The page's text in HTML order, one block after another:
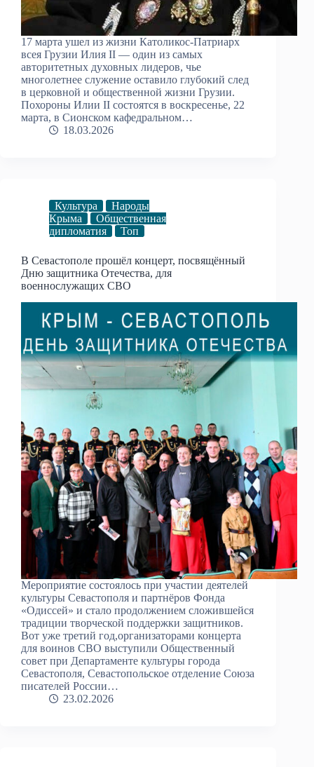
17 марта ушел из жизни Католикос-Патриарх
всея Грузии Илия II — один из самых
авторитетных духовных лидеров, чье
многолетнее служение оставило глубокий след
в церковной и общественной жизни Грузии.
Похороны Илии II состоятся в воскресенье, 22
марта, в Сионском кафедральном…
18.03.2026
Культура
Народы
Крыма
Общественная
дипломатия
Топ
В Севастополе прошёл концерт, посвящённый
Дню защитника Отечества, для
военнослужащих СВО
Мероприятие состоялось при участии деятелей
культуры Севастополя и партнёров Фонда
«Одиссей» и стало продолжением сложившейся
традиции творческой поддержки защитников.
Вот уже третий год,организаторами концерта
для воинов СВО выступили Общественный
совет при Департаменте культуры города
Севастополя, Севастопольское отделение Союза
писателей России…
23.02.2026